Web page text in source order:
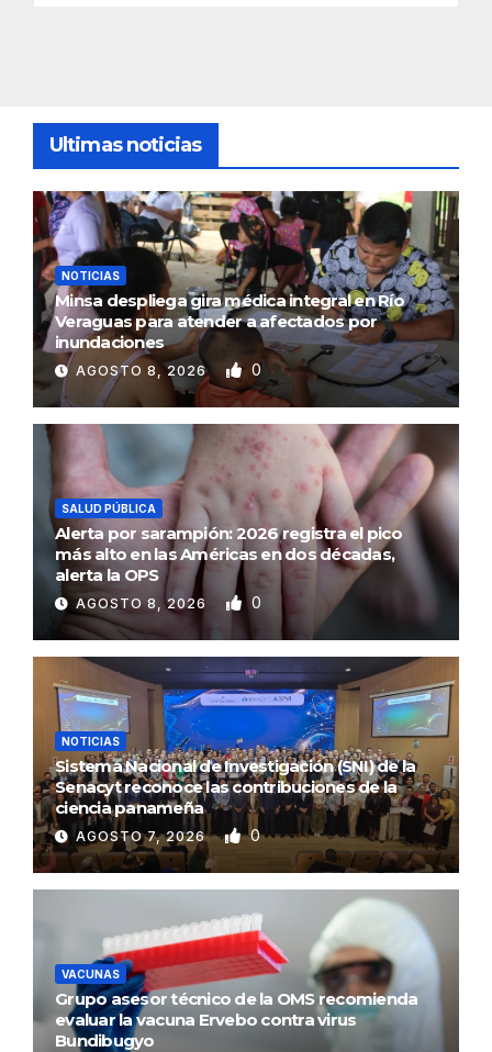
Ultimas noticias
NOTICIAS
Minsa despliega gira médica integral en Río
Veraguas para atender a afectados por
inundaciones
AGOSTO 8, 2026 0
SALUD PÚBLICA
Alerta por sarampión: 2026 registra el pico
más alto en las Américas en dos décadas,
alerta la OPS
AGOSTO 8, 2026 0
NOTICIAS
Sistema Nacional de Investigación (SNI) de la
Senacyt reconoce las contribuciones de la
ciencia panameña
AGOSTO 7, 2026 0
VACUNAS
Grupo asesor técnico de la OMS recomienda
evaluar la vacuna Ervebo contra virus
Bundibugyo